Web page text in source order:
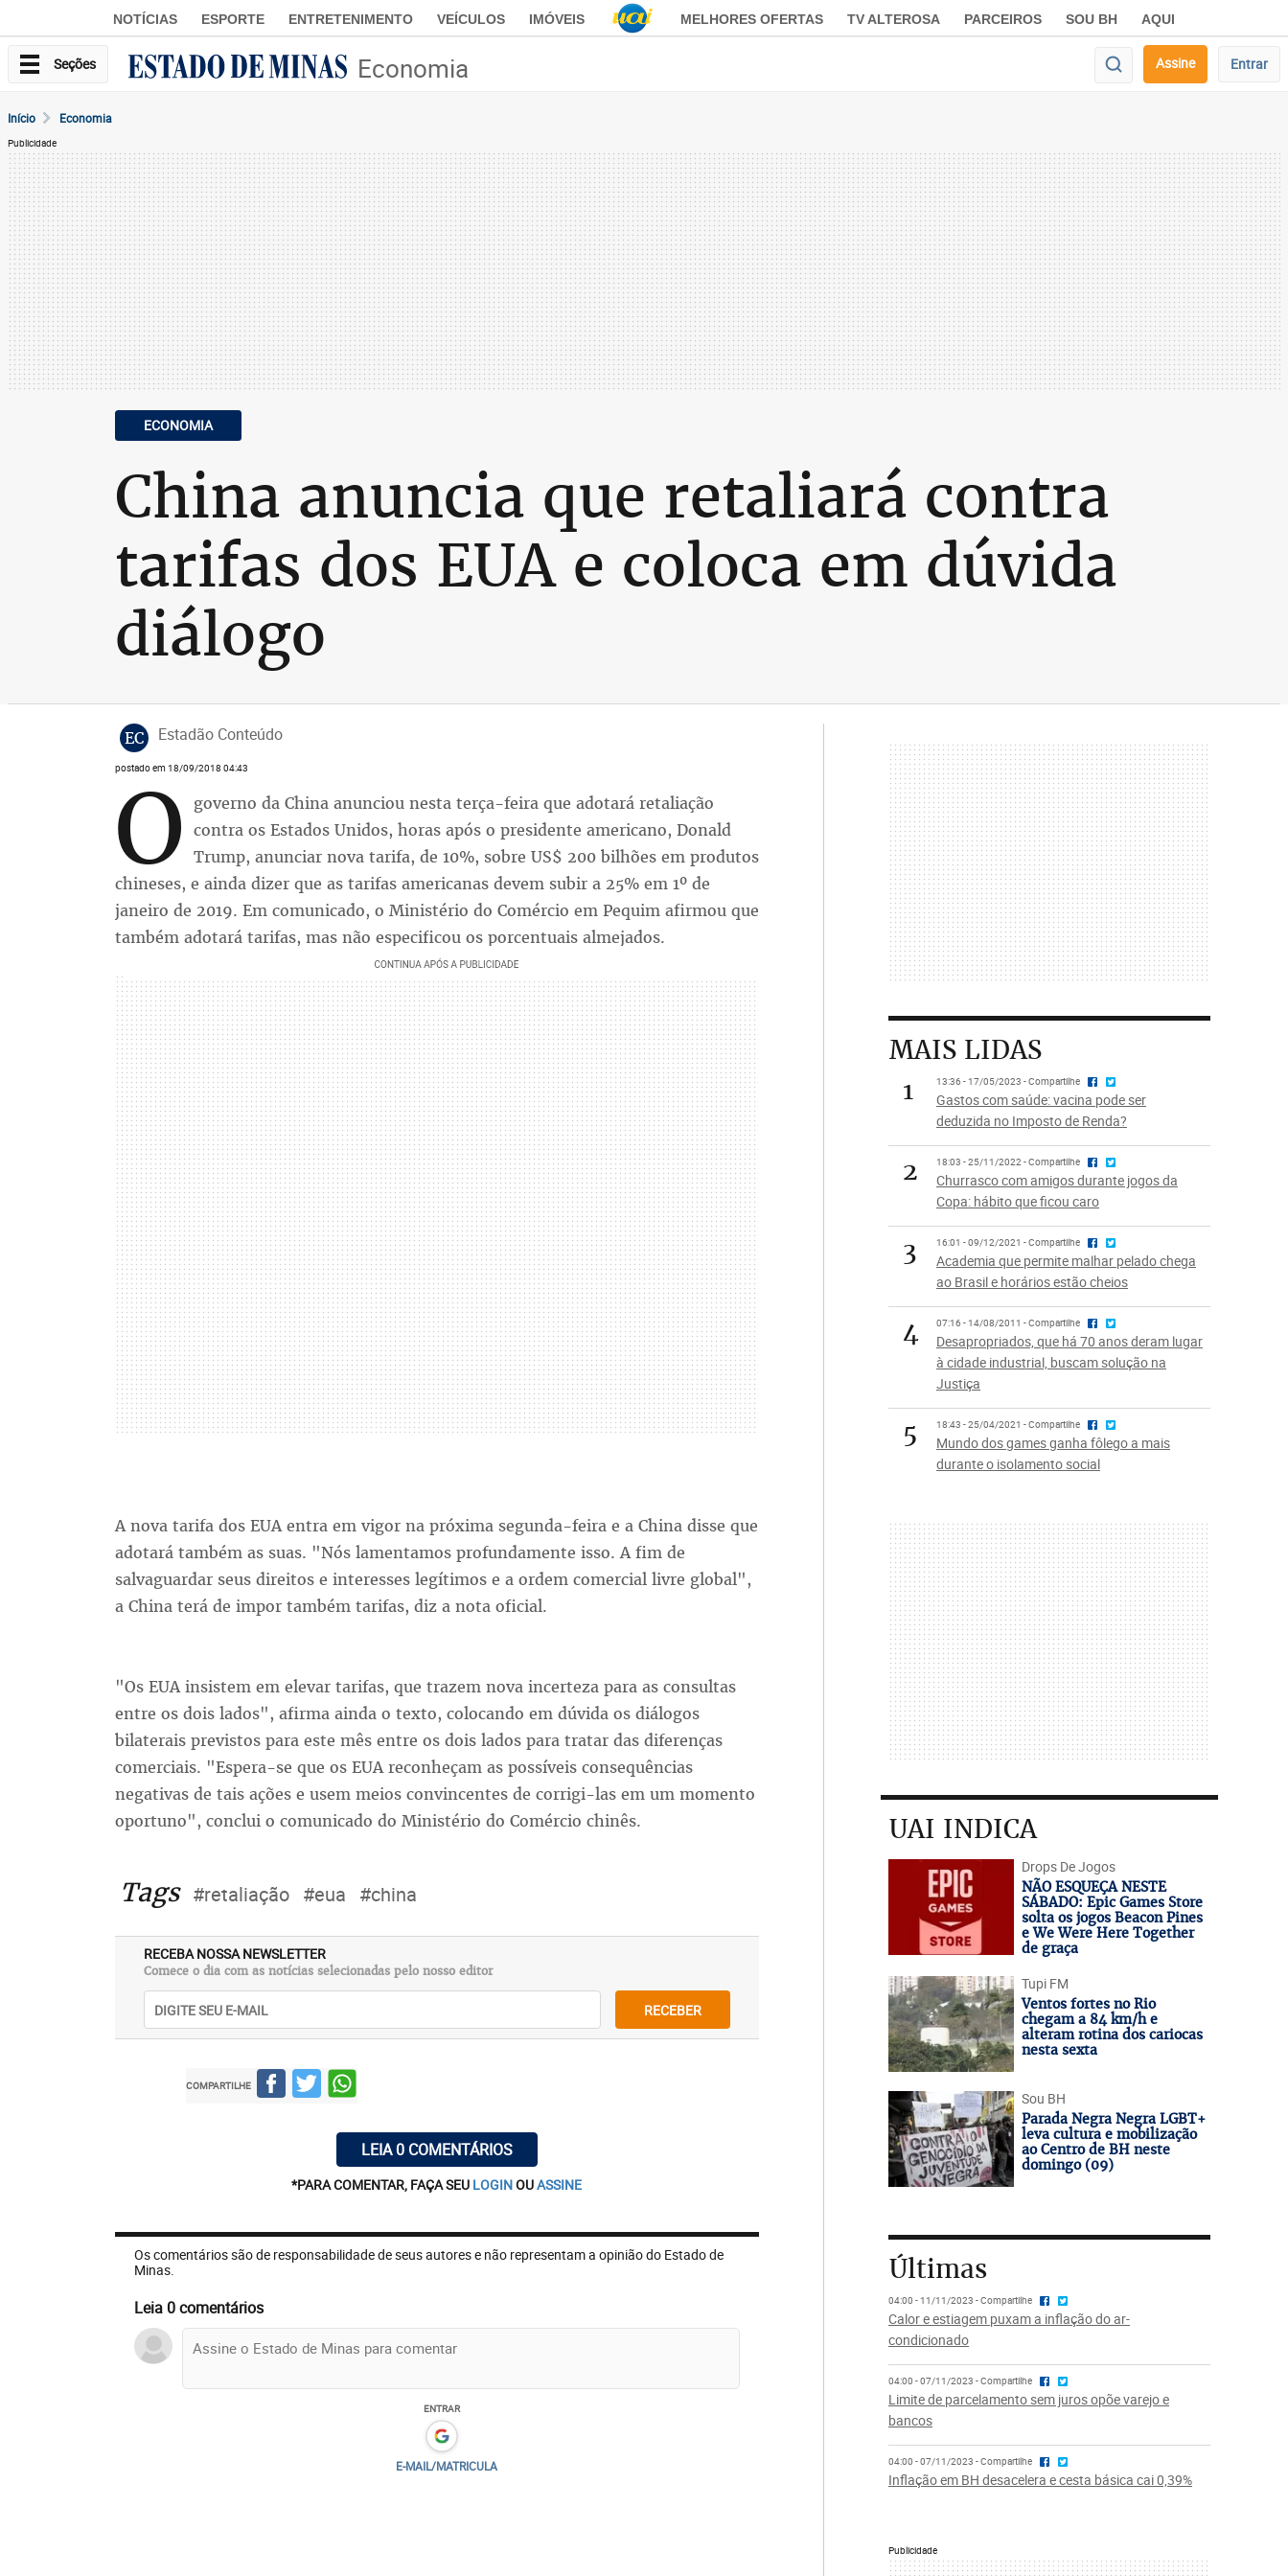
NOTÍCIAS ESPORTE ENTRETENIMENTO VEÍCULOS IMÓVEIS MELHORES OFERTAS TV ALTEROSA PARCEIROS SOU BH AQUI
Seções Economia Assine Entrar
Início Economia
Publicidade
ECONOMIA
China anuncia que retaliará contra
tarifas dos EUA e coloca em dúvida
diálogo
EC Estadão Conteúdo
postado em 18/09/2018 04:43
O
governo da China anunciou nesta terça-feira que adotará retaliação
contra os Estados Unidos, horas após o presidente americano, Donald
Trump, anunciar nova tarifa, de 10%, sobre US$ 200 bilhões em produtos
chineses, e ainda dizer que as tarifas americanas devem subir a 25% em 1º de
janeiro de 2019. Em comunicado, o Ministério do Comércio em Pequim afirmou que
também adotará tarifas, mas não especificou os porcentuais almejados.
A nova tarifa dos EUA entra em vigor na próxima segunda-feira e a China disse que
adotará também as suas. "Nós lamentamos profundamente isso. A fim de
salvaguardar seus direitos e interesses legítimos e a ordem comercial livre global",
a China terá de impor também tarifas, diz a nota oficial.
"Os EUA insistem em elevar tarifas, que trazem nova incerteza para as consultas
entre os dois lados", afirma ainda o texto, colocando em dúvida os diálogos
bilaterais previstos para este mês entre os dois lados para tratar das diferenças
comerciais. "Espera-se que os EUA reconheçam as possíveis consequências
negativas de tais ações e usem meios convincentes de corrigi-las em um momento
oportuno", conclui o comunicado do Ministério do Comércio chinês.
Tags #retaliação #eua #china
RECEBA NOSSA NEWSLETTER
Comece o dia com as notícias selecionadas pelo nosso editor
RECEBER
COMPARTILHE
LEIA 0 COMENTÁRIOS
*PARA COMENTAR, FAÇA SEU LOGINOUASSINE
Os comentários são de responsabilidade de seus autores e não representam a opinião do Estado de
Minas.
Leia 0 comentários
ENTRAR
E-MAIL/MATRICULA
MAIS LIDAS
1
13:36 - 17/05/2023 - Compartilhe
Gastos com saúde: vacina pode ser
deduzida no Imposto de Renda?
2 18:03 - 25/11/2022 - Compartilhe
Churrasco com amigos durante jogos da
Copa: hábito que ficou caro
3 16:01 - 09/12/2021 - Compartilhe
Academia que permite malhar pelado chega
ao Brasil e horários estão cheios
4 07:16 - 14/08/2011 - Compartilhe
Desapropriados, que há 70 anos deram lugar
à cidade industrial, buscam solução na
Justiça
5 18:43 - 25/04/2021 - Compartilhe
Mundo dos games ganha fôlego a mais
durante o isolamento social
UAI INDICA
Drops De Jogos
NÃO ESQUEÇA NESTE
SÁBADO: Epic Games Store
solta os jogos Beacon Pines
e We Were Here Together
de graça
Tupi FM
Ventos fortes no Rio
chegam a 84 km/h e
alteram rotina dos cariocas
nesta sexta
Sou BH
Parada Negra Negra LGBT+
leva cultura e mobilização
ao Centro de BH neste
domingo (09)
Últimas
04:00 - 11/11/2023 - Compartilhe
Calor e estiagem puxam a inflação do ar-
condicionado
04:00 - 07/11/2023 - Compartilhe
Limite de parcelamento sem juros opõe varejo e
bancos
04:00 - 07/11/2023 - Compartilhe
Inflação em BH desacelera e cesta básica cai 0,39%
Publicidade